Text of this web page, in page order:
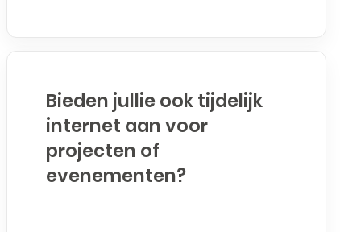
Bieden jullie ook tijdelijk
internet aan voor
projecten of
evenementen?